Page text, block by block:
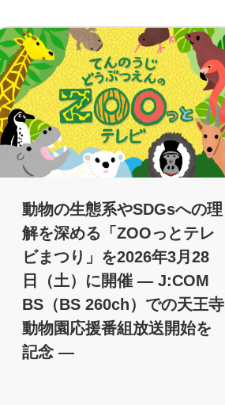
動物の生態系やSDGsへの理
解を深める「ZOOっとテレ
ビまつり」を2026年3月28
日（土）に開催 ― J:COM
BS（BS 260ch）での天王寺
動物園応援番組放送開始を
記念 ―